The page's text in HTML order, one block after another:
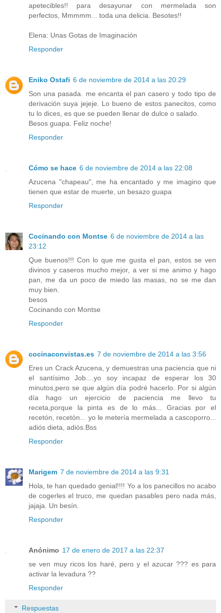
apetecibles!! para desayunar con mermelada son
perfectos, Mmmmm... toda una delicia. Besotes!!
Elena: Unas Gotas de Imaginación
Responder
Eniko Ostafi 6 de noviembre de 2014 a las 20:29
Son una pasada. me encanta el pan casero y todo tipo de
derivación suya jejeje. Lo bueno de estos panecitos, como
tu lo dices, es que se pueden llenar de dulce o salado.
Besos guapa. Feliz noche!
Responder
Cómo se hace 6 de noviembre de 2014 a las 22:08
Azucena "chapeau", me ha encantado y me imagino que
tienen que estar de muerte, un besazo guapa
Responder
Cocinando con Montse 6 de noviembre de 2014 a las
23:12
Que buenos!!! Con lo que me gusta el pan, estos se ven
divinos y caseros mucho mejor, a ver si me animo y hago
pan, me da un poco de miedo las masas, no se me dan
muy bien.
besos
Cocinando con Montse
Responder
cocinaconvistas.es 7 de noviembre de 2014 a las 3:56
Eres un Crack Azucena, y demuestras una paciencia que ni
el santísimo Job....yo soy incapaz de esperar los 30
minutos,pero se que algún día podré hacerlo. Por si algún
día hago un ejercicio de paciencia me llevo tu
receta,porque la pinta es de lo más... Gracias por el
recetón, recetón... yo le metería mermelada a cascoporro...
adiós dieta, adiós.Bss
Responder
Marigem 7 de noviembre de 2014 a las 9:31
Hola, te han quedado genial!!!! Yo a los panecillos no acabo
de cogerles el truco, me quedan pasables pero nada más,
jajaja. Un besín.
Responder
Anónimo 17 de enero de 2017 a las 22:37
se ven muy ricos los haré, pero y el azucar ??? es para
activar la levadura ??
Responder
Respuestas